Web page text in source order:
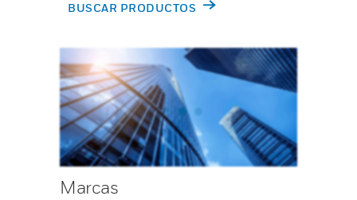
BUSCAR PRODUCTOS
Marcas